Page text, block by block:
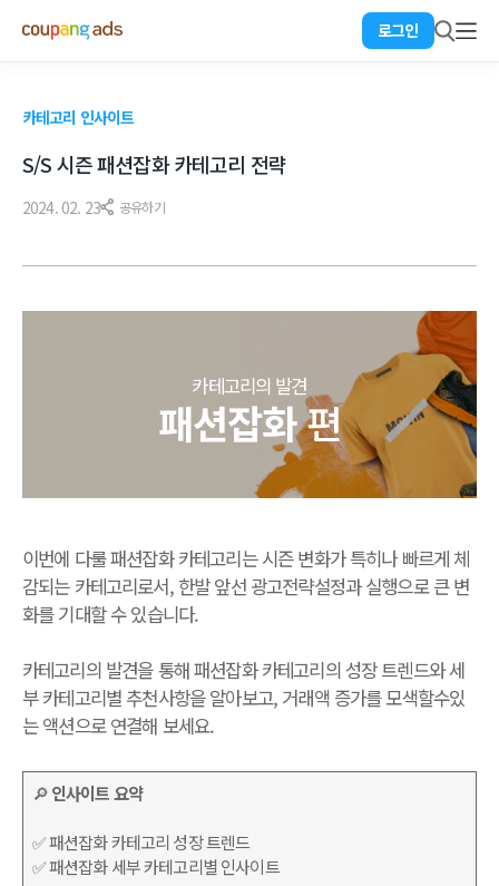
로그인
카테고리 인사이트
S/S 시즌 패션잡화 카테고리 전략
2024. 02. 23 공유하기
카테고리의 발견
패션잡화편
이번에 다룰 패션잡화 카테고리는 시즌 변화가 특히나 빠르게 체
감되는 카테고리로서, 한발 앞선 광고전략설정과 실행으로 큰 변
화를 기대할 수 있습니다.
카테고리의 발견을 통해 패션잡화 카테고리의 성장 트렌드와 세
부 카테고리별 추천사항을 알아보고, 거래액 증가를 모색할수있
는 액션으로 연결해 보세요.
🔎인사이트 요약
✅ 패션잡화 카테고리 성장 트렌드
✅ 패션잡화 세부 카테고리별 인사이트